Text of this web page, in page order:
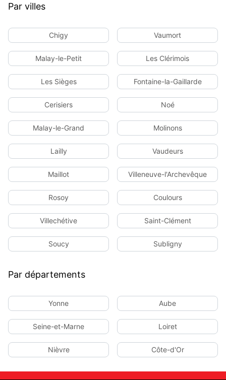
Par villes
Chigy Vaumort
Malay-le-Petit Les Clérimois
Les Sièges Fontaine-la-Gaillarde
Cerisiers Noé
Malay-le-Grand Molinons
Lailly Vaudeurs
Maillot Villeneuve-l'Archevêque
Rosoy Coulours
Villechétive Saint-Clément
Soucy Subligny
Par départements
Yonne Aube
Seine-et-Marne Loiret
Nièvre Côte-d'Or